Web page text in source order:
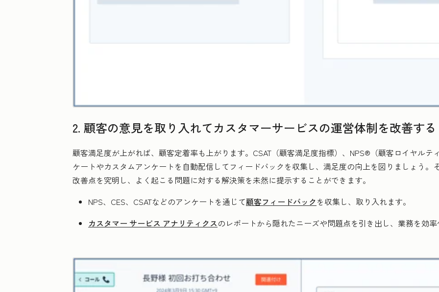
2. 顧客の意見を取り入れてカスタマーサービスの運営体制を改善する
顧客満足度が上がれば、顧客定着率も上がります。CSAT（顧客満足度指標）、NPS®（顧客ロイヤルテ
ケートやカスタムアンケートを自動配信してフィードバックを収集し、満足度の向上を図りましょう。
改善点を究明し、よく起こる問題に対する解決策を未然に提示することができます。
NPS、CES、CSATなどのアンケートを通じて顧客フィードバックを収集し、取り入れます。
カスタマー サービス アナリティクスのレポートから隠れたニーズや問題点を引き出し、業務を効